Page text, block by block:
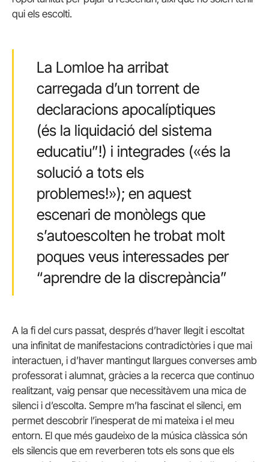
qui els escolti.
La Lomloe ha arribat
carregada d’un torrent de
declaracions apocalíptiques
(és la liquidació del sistema
educatiu”!) i integrades («és la
solució a tots els
problemes!»); en aquest
escenari de monòlegs que
s’autoescolten he trobat molt
poques veus interessades per
“aprendre de la discrepància”
A la fi del curs passat, després d’haver llegit i escoltat
una infinitat de manifestacions contradictòries i que mai
interactuen, i d’haver mantingut llargues converses amb
professorat i alumnat, gràcies a la recerca que continuo
realitzant, vaig pensar que necessitàvem una mica de
silenci i d’escolta. Sempre m’ha fascinat el silenci, em
permet descobrir l’inesperat de mi mateixa i el meu
entorn. El que més gaudeixo de la música clàssica són
els silencis que em reverberen tots els sons que els